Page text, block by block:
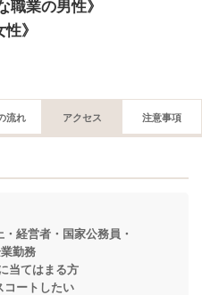
職業の男性》
》
流れ アクセス 注意事項
・経営者・国家公務員・
務
はまる方
ートしたい